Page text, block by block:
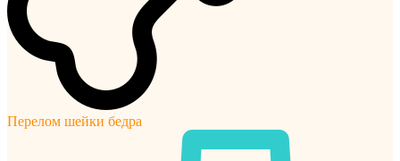
Перелом шейки бедра